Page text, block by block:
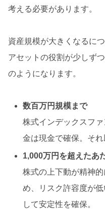
考える必要があります。
資産規模が大きくなるに
アセットの役割が少しず
のようになります。
数百万円規模まで
株式インデックスフ
金は現金で確保。それ
1,000万円を超えたあ
株式の上下動が精神
め、リスク許容度が
して安定性を確保。